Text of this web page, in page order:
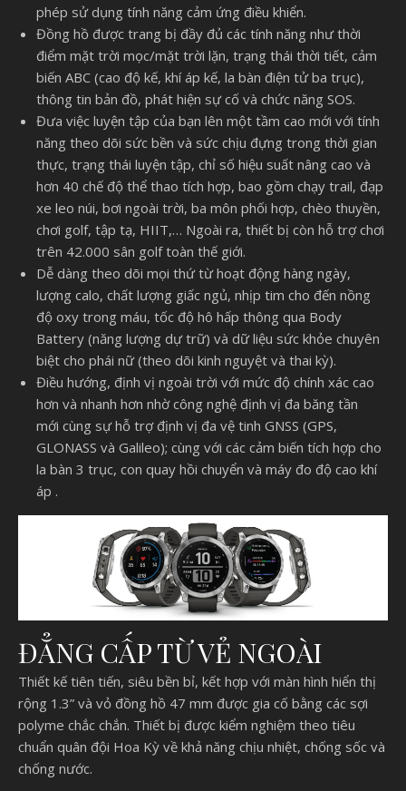
phép sử dụng tính năng cảm ứng điều khiển.
Đồng hồ được trang bị đầy đủ các tính năng như thời
điểm mặt trời mọc/mặt trời lặn, trạng thái thời tiết, cảm
biến ABC (cao độ kế, khí áp kế, la bàn điện tử ba trục),
thông tin bản đồ, phát hiện sự cố và chức năng SOS.
Đưa việc luyện tập của bạn lên một tầm cao mới với tính
năng theo dõi sức bền và sức chịu đựng trong thời gian
thực, trạng thái luyện tập, chỉ số hiệu suất nâng cao và
hơn 40 chế độ thể thao tích hợp, bao gồm chạy trail, đạp
xe leo núi, bơi ngoài trời, ba môn phối hợp, chèo thuyền,
chơi golf, tập tạ, HIIT,… Ngoài ra, thiết bị còn hỗ trợ chơi
trên 42.000 sân golf toàn thế giới.
Dễ dàng theo dõi mọi thứ từ hoạt động hàng ngày,
lượng calo, chất lượng giấc ngủ, nhịp tim cho đến nồng
độ oxy trong máu, tốc độ hô hấp thông qua Body
Battery (năng lượng dự trữ) và dữ liệu sức khỏe chuyên
biệt cho phái nữ (theo dõi kinh nguyệt và thai kỳ).
Điều hướng, định vị ngoài trời với mức độ chính xác cao
hơn và nhanh hơn nhờ công nghệ định vị đa băng tần
mới cùng sự hỗ trợ định vị đa vệ tinh GNSS (GPS,
GLONASS và Galileo); cùng với các cảm biến tích hợp cho
la bàn 3 trục, con quay hồi chuyển và máy đo độ cao khí
áp .
ĐẲNG CẤP TỪ VẺ NGOÀI
Thiết kế tiên tiến, siêu bền bỉ, kết hợp với màn hình hiển thị
rộng 1.3” và vỏ đồng hồ 47 mm được gia cố bằng các sợi
polyme chắc chắn. Thiết bị được kiểm nghiệm theo tiêu
chuẩn quân đội Hoa Kỳ về khả năng chịu nhiệt, chống sốc và
chống nước.